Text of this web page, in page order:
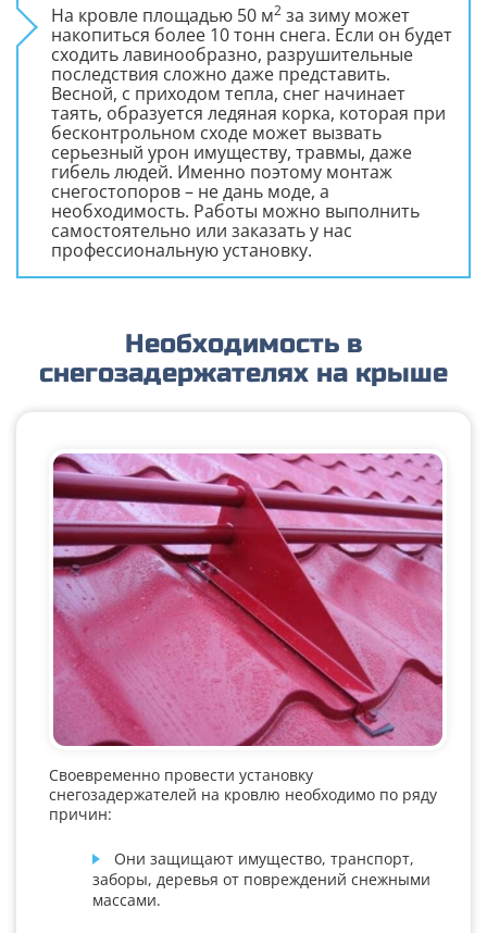
На кровле площадью 50 м2 за зиму может
накопиться более 10 тонн снега. Если он будет
сходить лавинообразно, разрушительные
последствия сложно даже представить.
Весной, с приходом тепла, снег начинает
таять, образуется ледяная корка, которая при
бесконтрольном сходе может вызвать
серьезный урон имуществу, травмы, даже
гибель людей. Именно поэтому монтаж
снегостопоров – не дань моде, а
необходимость. Работы можно выполнить
самостоятельно или заказать у нас
профессиональную установку.
Необходимость в
снегозадержателях на крыше
Своевременно провести установку
снегозадержателей на кровлю необходимо по ряду
причин:
Они защищают имущество, транспорт,
заборы, деревья от повреждений снежными
массами.